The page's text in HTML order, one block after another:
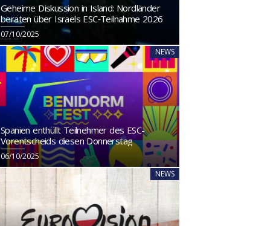
Geheime Diskussion in Island: Nordländer
beraten über Israels ESC‑Teilnahme 2026
07/10/2025
NEWS
Spanien enthüllt Teilnehmer des ESC-
Vorentscheids diesen Donnerstag
06/10/2025
NEWS